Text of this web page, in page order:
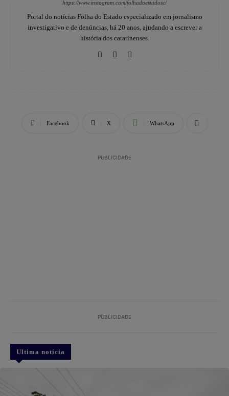
https://www.instagram.com/folhadoestadosc/
Portal do notícias Folha do Estado especializado em jornalismo
investigativo e de denúncias, há 20 anos, ajudando a escrever a
história dos catarinenses.
Facebook X WhatsApp
PUBLICIDADE
PUBLICIDADE
Ultima notícia